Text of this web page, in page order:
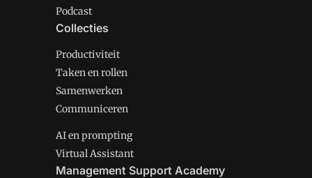
Podcast
Collecties
Productiviteit
Taken en rollen
Samenwerken
Communiceren
AI en prompting
Virtual Assistant
Management Support Academy